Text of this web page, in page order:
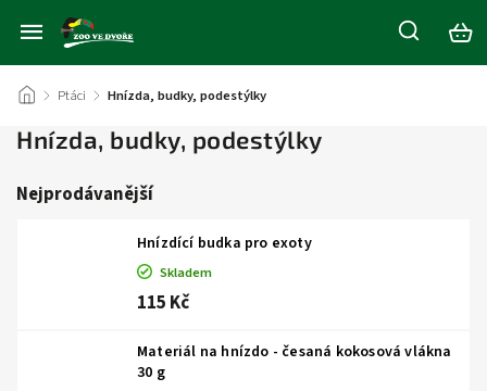
/ Ptáci / Hnízda, budky, podestýlky
Hnízda, budky, podestýlky
Nejprodávanější
Hnízdící budka pro exoty
Skladem
115 Kč
Materiál na hnízdo - česaná kokosová vlákna
30 g